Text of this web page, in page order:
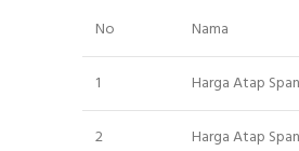
No Nama
1 Harga Atap
2 Harga Atap